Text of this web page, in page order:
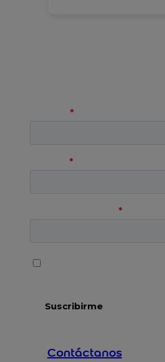
Contáctanos